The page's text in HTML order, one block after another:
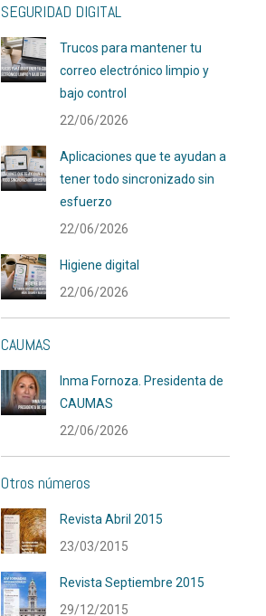
SEGURIDAD DIGITAL
Trucos para mantener tu
correo electrónico limpio y
bajo control
22/06/2026
Aplicaciones que te ayudan a
tener todo sincronizado sin
esfuerzo
22/06/2026
Higiene digital
22/06/2026
CAUMAS
Inma Fornoza. Presidenta de
CAUMAS
22/06/2026
Otros números
Revista Abril 2015
23/03/2015
Revista Septiembre 2015
29/12/2015